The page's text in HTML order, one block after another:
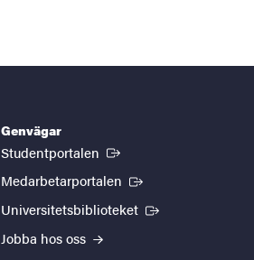
Genvägar
Studentportalen (Extern länk)
Medarbetarportalen (Extern länk)
Universitetsbiblioteket (Extern länk)
Jobba hos oss